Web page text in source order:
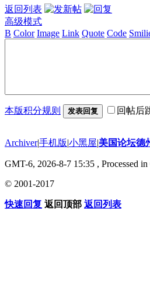
返回列表
高级模式
B Color Image Link Quote Code
本版积分规则 发表回复 回帖后
Archiver|手机版|小黑屋|美国论坛德
GMT-6, 2026-8-7 15:35 , Processed
© 2001-2017
快速回复 返回顶部 返回列表